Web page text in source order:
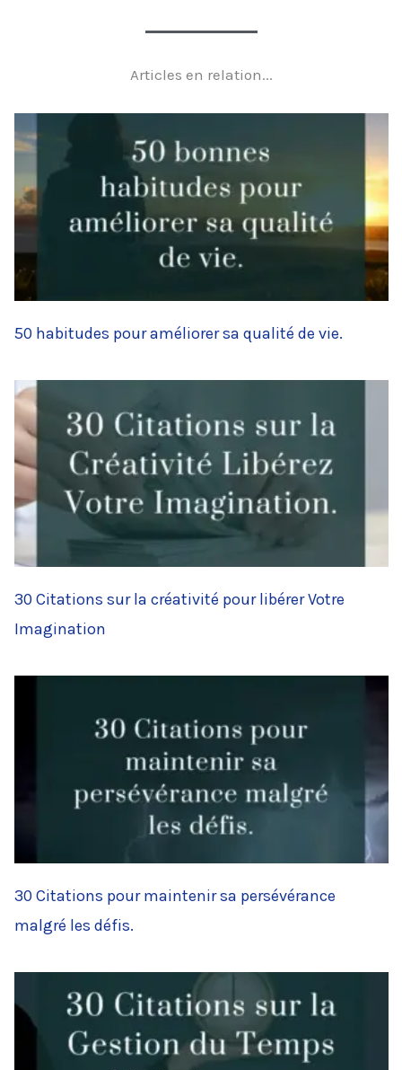
Articles en relation...
50 habitudes pour améliorer sa qualité de vie.
30 Citations sur la créativité pour libérer Votre
Imagination
30 Citations pour maintenir sa persévérance
malgré les défis.